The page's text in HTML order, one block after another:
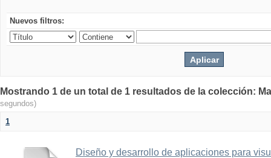
Nuevos filtros:
Mostrando 1 de un total de 1 resultados de la colección:
segundos)
1
Diseño y desarrollo de aplicaciones para